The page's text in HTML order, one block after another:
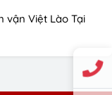
vận Việt Lào Tại
làm giấy